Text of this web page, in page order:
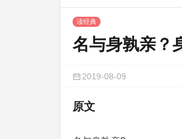
读经典
名与身孰亲？
2019-08-09
原文